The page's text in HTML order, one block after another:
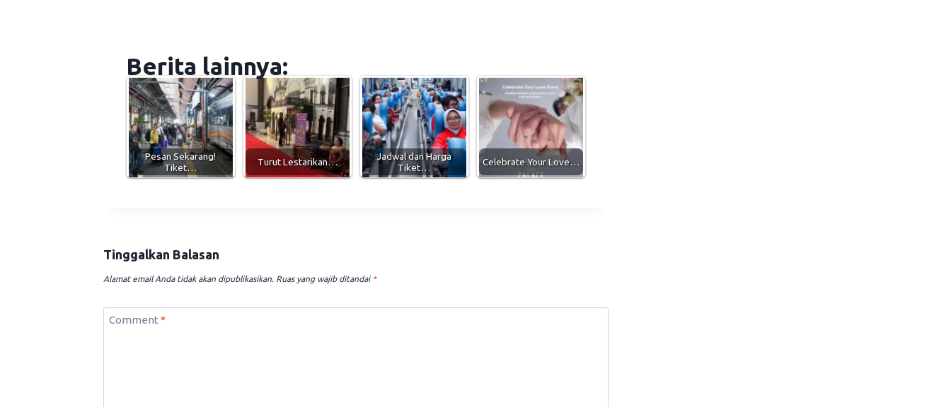
Berita lainnya:
Pesan Sekarang!
Tiket…
Turut Lestarikan…
Jadwal dan Harga
Tiket…
Celebrate Your Love…
Tinggalkan Balasan
Alamat email Anda tidak akan dipublikasikan. Ruas yang wajib ditandai *
Comment *